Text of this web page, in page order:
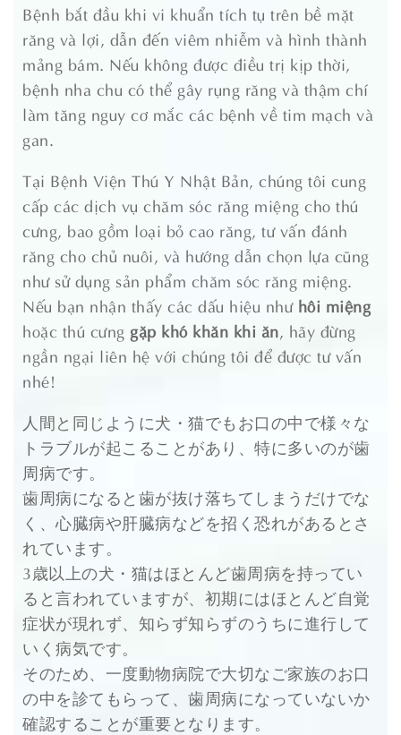
Bệnh bắt đầu khi vi khuẩn tích tụ trên bề mặt
răng và lợi, dẫn đến viêm nhiễm và hình thành
mảng bám. Nếu không được điều trị kịp thời,
bệnh nha chu có thể gây rụng răng và thậm chí
làm tăng nguy cơ mắc các bệnh về tim mạch và
gan.
Tại Bệnh Viện Thú Y Nhật Bản, chúng tôi cung
cấp các dịch vụ chăm sóc răng miệng cho thú
cưng, bao gồm loại bỏ cao răng, tư vấn đánh
răng cho chủ nuôi, và hướng dẫn chọn lựa cũng
như sử dụng sản phẩm chăm sóc răng miệng.
Nếu bạn nhận thấy các dấu hiệu như hôi miệng
hoặc thú cưng gặp khó khăn khi ăn, hãy đừng
ngần ngại liên hệ với chúng tôi để được tư vấn
nhé!
人間と同じように犬・猫でもお口の中で様々な
トラブルが起こることがあり、特に多いのが歯
周病です。
歯周病になると歯が抜け落ちてしまうだけでな
く、心臓病や肝臓病などを招く恐れがあるとさ
れています。
3歳以上の犬・猫はほとんど歯周病を持ってい
ると言われていますが、初期にはほとんど自覚
症状が現れず、知らず知らずのうちに進行して
いく病気です。
そのため、一度動物病院で大切なご家族のお口
の中を診てもらって、歯周病になっていないか
確認することが重要となります。